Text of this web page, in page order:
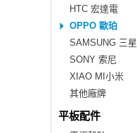
HTC 宏達電
OPPO 歐珀
SAMSUNG 三星
SONY 索尼
XIAO MI小米
其他廠牌
平板配件